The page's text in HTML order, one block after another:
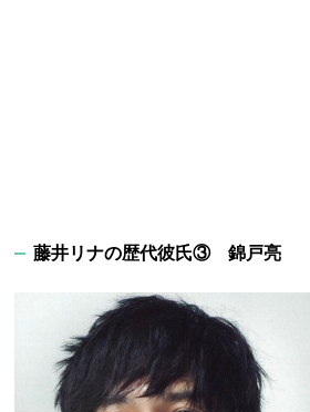
藤井リナの歴代彼氏③ 錦戸亮